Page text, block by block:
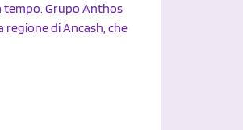
tempo. Grupo Anthos
regione di Ancash, che